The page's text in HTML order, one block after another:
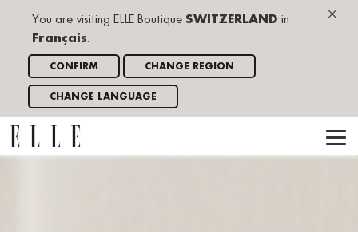
×
You are visiting ELLE Boutique SWITZERLAND in
Français.
CONFIRM CHANGE REGION
CHANGE LANGUAGE